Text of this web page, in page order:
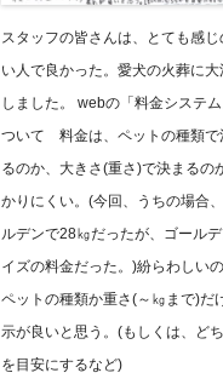
スタッフの皆さんは、とても感じ
い人で良かった。愛犬の火葬に大
しました。 webの「料金システ
ついて 料金は、ペットの種類で
るのか、大きさ(重さ)で決まるの
かりにくい。(今回、うちの場合
ルデンで28㎏だったが、ゴール
イズの料金だった。)紛らわしいの
ペットの種類か重さ(～㎏まで)だ
示が良いと思う。(もしくは、ど
を目安にするなど)